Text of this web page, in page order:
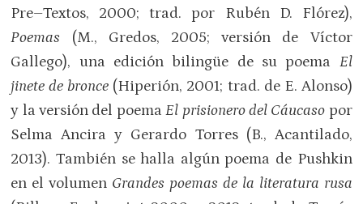
Pre–Textos, 2000; trad. por Rubén D. Flórez),
Poemas (M., Gredos, 2005; versión de Víctor
Gallego), una edición bilingüe de su poema El
jinete de bronce (Hiperión, 2001; trad. de E. Alonso)
y la versión del poemaEl prisionero del Cáucaso por
Selma Ancira y Gerardo Torres (B., Acantilado,
2013). También se halla algún poema de Pushkin
en el volumen Grandes poemas de la literatura rusa